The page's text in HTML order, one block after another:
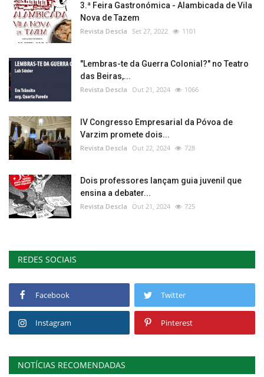
3.ª Feira Gastronómica - Alambicada de Vila
Nova de Tazem
Revista Descla Set 27, 2022 1101
"Lembras-te da Guerra Colonial?" no Teatro
das Beiras,...
Revista Descla Out 21, 2024 1066
IV Congresso Empresarial da Póvoa de
Varzim promete dois...
Revista Descla Out 22, 2024 728
Dois professores lançam guia juvenil que
ensina a debater...
Revista Descla Out 21, 2024 725
REDES SOCIAIS
Facebook Twitter
Instagram Pinterest
NOTÍCIAS RECOMENDADAS